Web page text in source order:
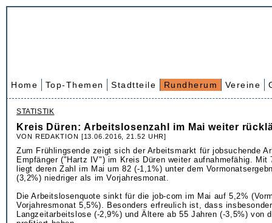
Home Top-Themen Stadtteile Rundherum Vereine
STATISTIK
Kreis Düren: Arbeitslosenzahl im Mai weiter
VON REDAKTION [13.06.2016, 21.52 UHR]
Zum Frühlingsende zeigt sich der Arbeitsmarkt für jobsuchende
Empfänger ("Hartz IV") im Kreis Düren weiter aufnahmefähig. Mit
liegt deren Zahl im Mai um 82 (-1,1%) unter dem
(3,2%) niedriger als im Vorjahresmonat.
Die Arbeitslosenquote sinkt für die job-com im Mai auf 5,2%
Vorjahresmonat 5,5%). Besonders erfreulich ist, dass
Langzeitarbeitslose (-2,9%) und Ältere ab 55 Jahren (-3,5%) von